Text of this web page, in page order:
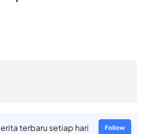
terbaru setiap hari Follow